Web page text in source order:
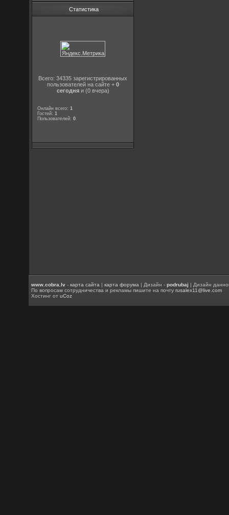
Статистика
Всего: 34335 зарегистрированных
пользователей на сайте + 0
сегодняи (0 вчера)
Онлайн всего:1
Гостей:1
Пользователей:0
www.cobra.lv -карта сайта |карта форума | Дизайн -podrubaj | Дизайн
По вопросам сотрудничества и рекламы пишите на почтуrusalex11@live.com
Хостинг отuCoz